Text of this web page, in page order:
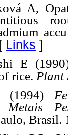
A,
Links ]
E
rice. Plant
(1994)
Metais
Brasil.